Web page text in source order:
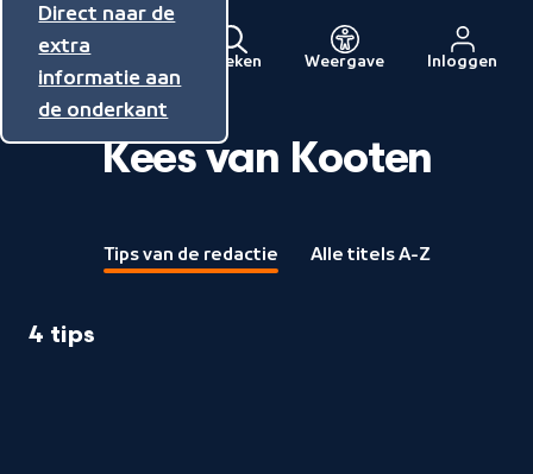
Direct naar de
inhoud
Direct naar de
hoofdnavigatie
Direct naar de
extra
informatie aan
de onderkant
Menu
Naar
de
beginpagina
van
Zoeken Weergave Inloggen
Kees van Kooten
Tips van de redactie Alle titels A-Z
4 tips